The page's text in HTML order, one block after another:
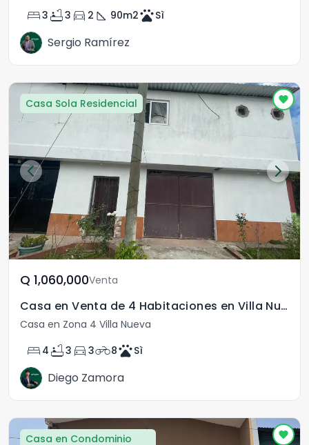
bed3 bathtub3 directions_car 2 square_foot 90m2petsSì
Sergio Ramírez
Casa Sola Residencial
Q	1,060,000Venta
Casa en Venta de 4 Habitaciones en Villa Nueva Zona 4
Casa en Zona 4 Villa Nueva
bed 4 bathtub3 directions_car 3motorcycle8petsSì
Diego Zamora
Casa en Condominio